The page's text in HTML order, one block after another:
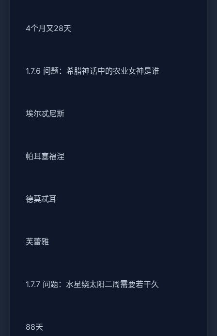
4个月又28天
1.7.6 问题：希腊神话中的农业女神是谁
埃尔忒尼斯
帕耳塞福涅
德莫忒耳
芙蕾雅
1.7.7 问题：水星绕太阳二周需要若干久
88天